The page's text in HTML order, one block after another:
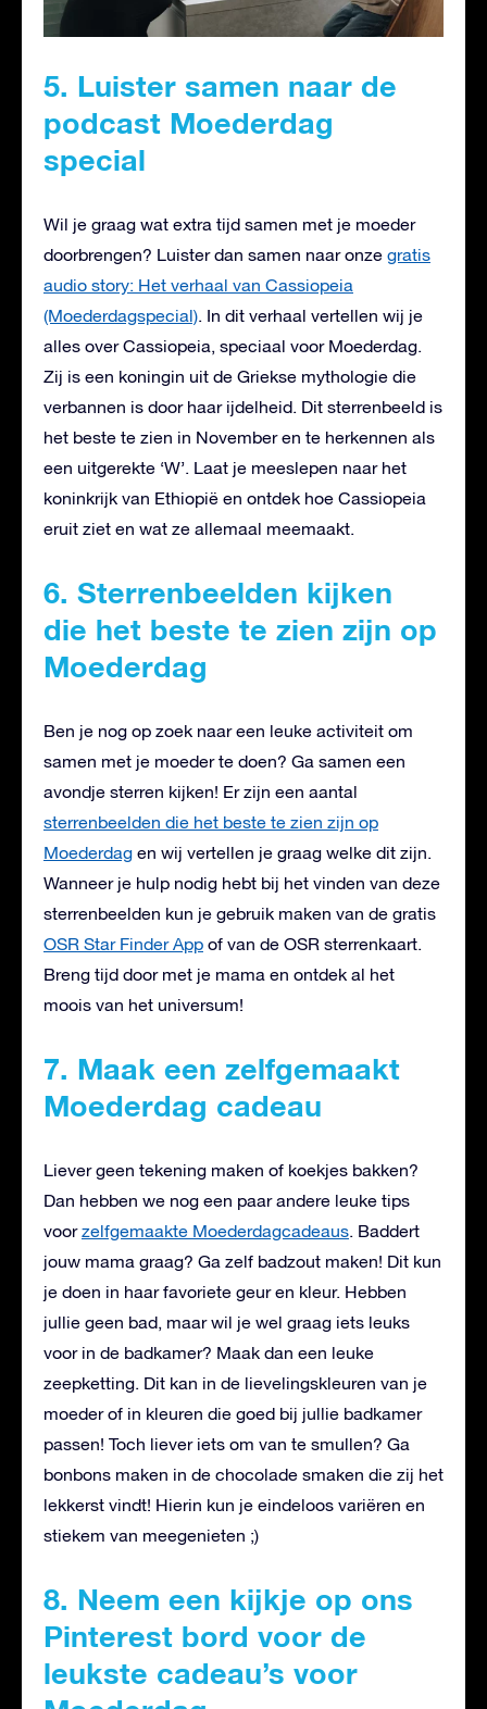
5. Luister samen naar de
podcast Moederdag
special
Wil je graag wat extra tijd samen met je moeder
doorbrengen? Luister dan samen naar onze gratis
audio story: Het verhaal van Cassiopeia
(Moederdagspecial). In dit verhaal vertellen wij je
alles over Cassiopeia, speciaal voor Moederdag.
Zij is een koningin uit de Griekse mythologie die
verbannen is door haar ijdelheid. Dit sterrenbeeld is
het beste te zien in November en te herkennen als
een uitgerekte ‘W’. Laat je meeslepen naar het
koninkrijk van Ethiopië en ontdek hoe Cassiopeia
eruit ziet en wat ze allemaal meemaakt.
6. Sterrenbeelden kijken
die het beste te zien zijn op
Moederdag
Ben je nog op zoek naar een leuke activiteit om
samen met je moeder te doen? Ga samen een
avondje sterren kijken! Er zijn een aantal
sterrenbeelden die het beste te zien zijn op
Moederdag en wij vertellen je graag welke dit zijn.
Wanneer je hulp nodig hebt bij het vinden van deze
sterrenbeelden kun je gebruik maken van de gratis
OSR Star Finder App of van de OSR sterrenkaart.
Breng tijd door met je mama en ontdek al het
moois van het universum!
7. Maak een zelfgemaakt
Moederdag cadeau
Liever geen tekening maken of koekjes bakken?
Dan hebben we nog een paar andere leuke tips
voorzelfgemaakte Moederdagcadeaus. Baddert
jouw mama graag? Ga zelf badzout maken! Dit kun
je doen in haar favoriete geur en kleur. Hebben
jullie geen bad, maar wil je wel graag iets leuks
voor in de badkamer? Maak dan een leuke
zeepketting. Dit kan in de lievelingskleuren van je
moeder of in kleuren die goed bij jullie badkamer
passen! Toch liever iets om van te smullen? Ga
bonbons maken in de chocolade smaken die zij het
lekkerst vindt! Hierin kun je eindeloos variëren en
stiekem van meegenieten ;)
8. Neem een kijkje op ons
Pinterest bord voor de
leukste cadeau’s voor